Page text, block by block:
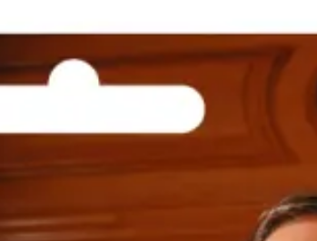
Londres
experiencias y ciudades